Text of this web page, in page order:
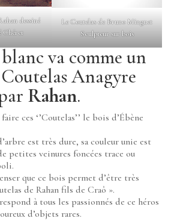
dessiné
Chéret
Le Coutelas de Bruno Minguet
Sculpteur sur bois
blanc va comme un
Anagyre
Rahan.
ces ‘’Coutelas’’ le bois d’Ébène
est très dure, sa couleur unie est
petites veinures foncées trace ou
que ce bois permet d’être très
de Rahan fils de Craô ».
à tous les passionnés de ce héros
d’objets rares.